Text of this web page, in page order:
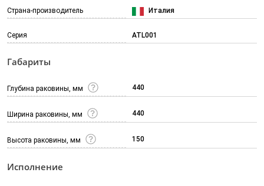
Страна-производитель Италия
Серия ATL001
Габариты
Глубина раковины, мм 440
Ширина раковины, мм 440
Высота раковины, мм 150
Исполнение